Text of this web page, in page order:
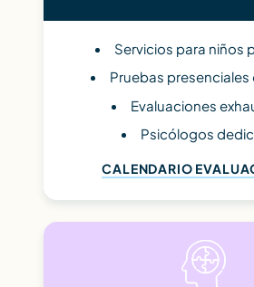
Servicios para niños
Pruebas presenciales
Evaluaciones
Psicólogos
CALENDARIO